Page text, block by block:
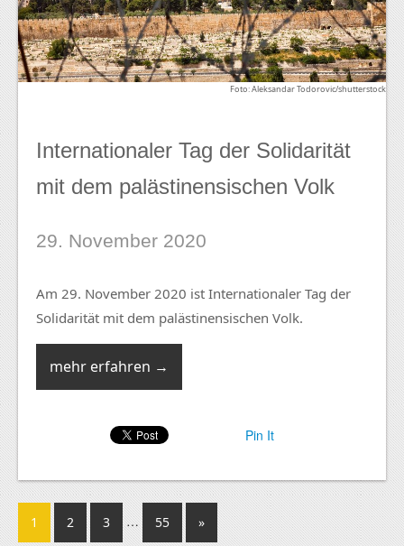
Foto: Aleksandar Todorovic/shutterstock
Internationaler Tag der Solidarität
mit dem palästinensischen Volk
29. November 2020
Am 29. November 2020 ist Internationaler Tag der
Solidarität mit dem palästinensischen Volk.
mehr erfahren →
Pin It
1 2 3 … 55 »